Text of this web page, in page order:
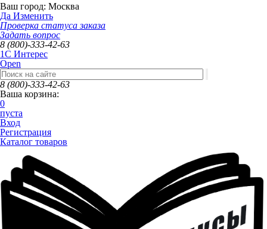
Ваш город: Москва
Да Изменить
Проверка статуса заказа
Задать вопрос
8 (800)-333-42-63
1C Интерес
Open
8 (800)-333-42-63
Ваша корзина:
0
пуста
Вход
Регистрация
Каталог товаров